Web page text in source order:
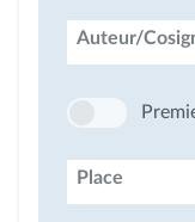
Auteur/
Place